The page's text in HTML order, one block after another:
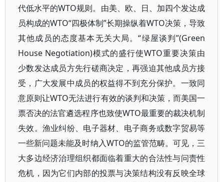
代低水平的WTO规则。由美、欧、日、加四个发达成
员构成的WTO“四极体制”长期操纵着WTO决策，导致
其他成员的态度基本无关大局。“绿屋谈判”(Green
House Negotiation)模式的盛行使WTO重要决策由
少数发达成员方先行磋商决定，再强迫其他成员方接
受，广大发展中成员的权益得不到充分保护。一致同
意原则让WTO无法进行有效的谈判和决策，而美国一
票否决的法官遴选程序也致使WTO最重要的裁决机制
失效。渔业纠纷、电子器材、电子商务或数字贸易等
一些新问题未能及时纳入WTO的监管范畴。可见，三
大多边经济治理组织都面临着重大的合法性与问责性
危机，因为它们内部的投票与决策结构没有反映全球